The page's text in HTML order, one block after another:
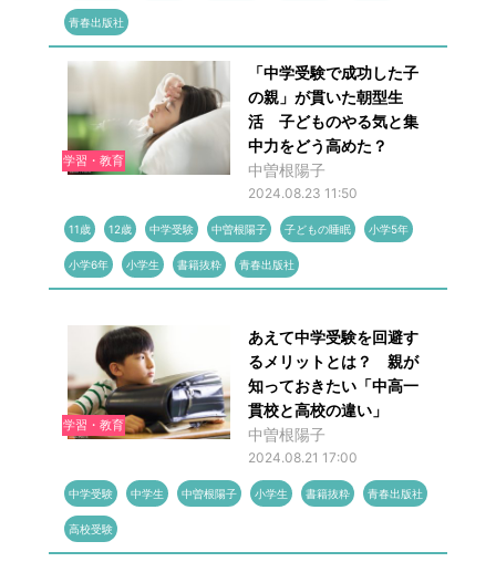
青春出版社
学習・教育
「中学受験で成功した子
の親」が貫いた朝型生
活 子どものやる気と集
中力をどう高めた？
中曽根陽子
2024.08.23 11:50
11歳 12歳 中学受験 中曽根陽子 子どもの睡眠 小学5年
小学6年 小学生 書籍抜粋 青春出版社
学習・教育
あえて中学受験を回避す
るメリットとは？ 親が
知っておきたい「中高一
貫校と高校の違い」
中曽根陽子
2024.08.21 17:00
中学受験 中学生 中曽根陽子 小学生 書籍抜粋 青春出版社
高校受験